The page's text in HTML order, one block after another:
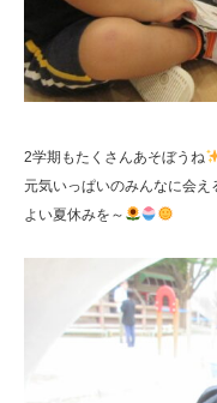
2学期もたくさんあそぼうね
元気いっぱいのみんなに会え
よい夏休みを～